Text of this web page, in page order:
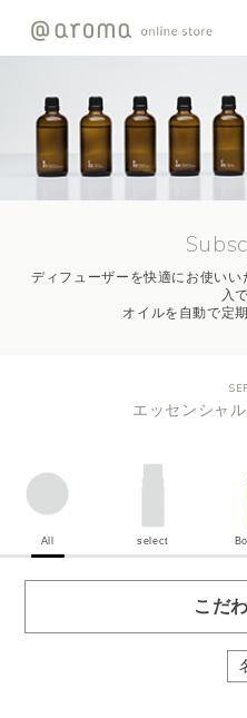
ディフューザーを快適にお使い
入
オイルを自動で定
エッセンシャ
All select
こだ
容量・用途で絞り込む